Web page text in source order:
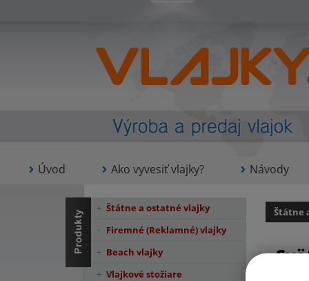
Úvod Ako vyvesiť vlajky? Návody
Štátne
Štátne a ostatné vlajky
Firemné (Reklamné) vlajky
Beach vlajky
Vlajkové stožiare